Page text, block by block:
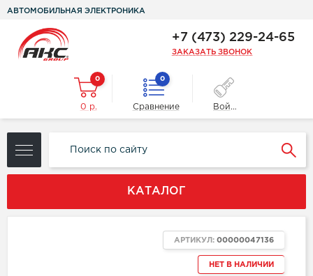
АВТОМОБИЛЬНАЯ ЭЛЕКТРОНИКА
+7 (473) 229-24-65
ЗАКАЗАТЬ ЗВОНОК
0
0 р.
0
Сравнение Войти
КАТАЛОГ
НЕТ В НАЛИЧИИ
АРТИКУЛ: 00000047136